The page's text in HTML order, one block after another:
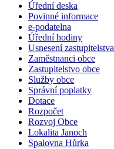
Úřední deska
Povinné informace
e-podatelna
Úřední hodiny
Usnesení zastupitelstva
Zaměstnanci obce
Zastupitelstvo obce
Služby obce
Správní poplatky
Dotace
Rozpočet
Rozvoj Obce
Lokalita Janoch
Spalovna Hůrka